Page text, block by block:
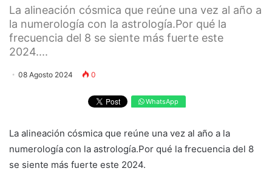
La alineación cósmica que reúne una vez al año a
la numerología con la astrología.Por qué la
frecuencia del 8 se siente más fuerte este
2024....
08 Agosto 2024 0
WhatsApp
La alineación cósmica que reúne una vez al año a la
numerología con la astrología.Por qué la frecuencia del 8
se siente más fuerte este 2024.